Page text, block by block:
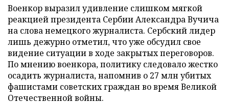
Военкор выразил удивление слишком мягкой
реакцией президента Сербии Александра Вучича
на слова немецкого журналиста. Сербский лидер
лишь дежурно отметил, что уже обсудил свое
видение ситуации в ходе закрытых переговоров.
По мнению военкора, политику следовало жестко
осадить журналиста, напомнив о 27 млн убитых
фашистами советских граждан во время Великой
Отечественной войны.